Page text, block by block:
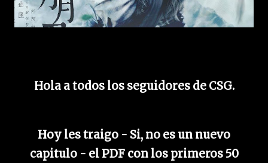
Hola a todos los seguidores de CSG.
Hoy les traigo - Si, no es un nuevo
capitulo - el PDF con los primeros 50